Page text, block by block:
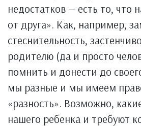
недостатков — есть то, что
от друга». Как, например,
стеснительность,
родителю (да и просто
помнить и донести до
мы разные и мы имеем
«разность». Возможно,
нашего ребенка и требуют